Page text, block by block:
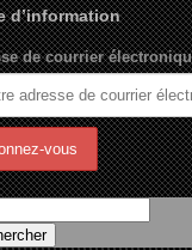
d’information
de courrier